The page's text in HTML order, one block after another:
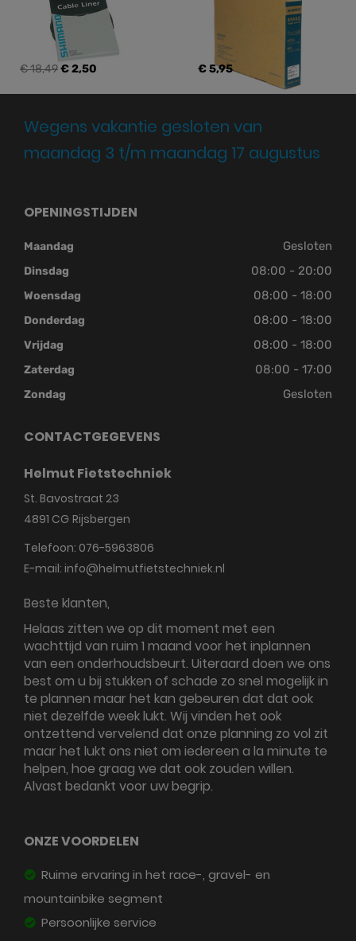
€ 18,49€ 2,50 € 5,95
Wegens vakantie gesloten van
maandag 3 t/m maandag 17 augustus
OPENINGSTIJDEN
Maandag Gesloten
Dinsdag 08:00 - 20:00
Woensdag 08:00 - 18:00
Donderdag 08:00 - 18:00
Vrijdag 08:00 - 18:00
Zaterdag 08:00 - 17:00
Zondag Gesloten
CONTACTGEGEVENS
Helmut Fietstechniek
St. Bavostraat 23
4891 CG Rijsbergen
Telefoon: 076-5963806
E-mail: info@helmutfietstechniek.nl
Beste klanten,
Helaas zitten we op dit moment met een
wachttijd van ruim 1 maand voor het inplannen
van een onderhoudsbeurt. Uiteraard doen we ons
best om u bij stukken of schade zo snel mogelijk in
te plannen maar het kan gebeuren dat dat ook
niet dezelfde week lukt. Wij vinden het ook
ontzettend vervelend dat onze planning zo vol zit
maar het lukt ons niet om iedereen a la minute te
helpen, hoe graag we dat ook zouden willen.
Alvast bedankt voor uw begrip.
ONZE VOORDELEN
Ruime ervaring in het race-, gravel- en
mountainbike segment
Persoonlijke service